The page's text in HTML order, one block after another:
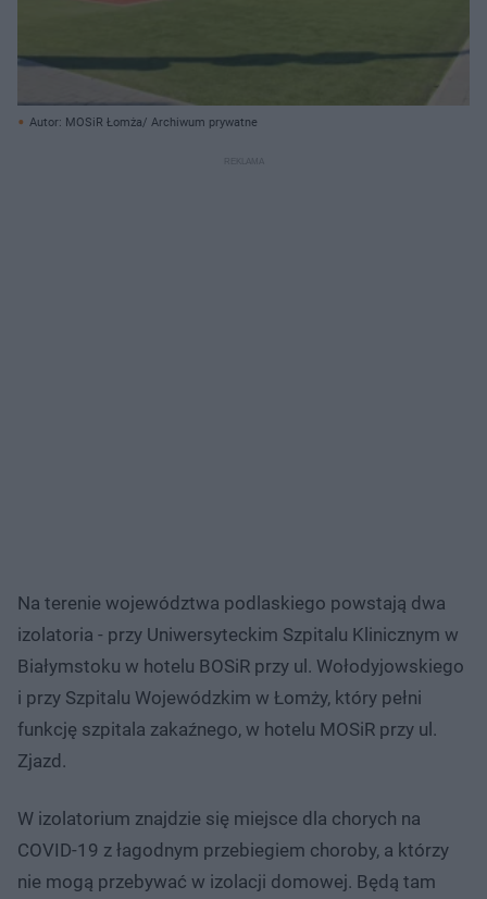
Autor: MOSiR Łomża/ Archiwum prywatne
Na terenie województwa podlaskiego powstają dwa
izolatoria - przy Uniwersyteckim Szpitalu Klinicznym w
Białymstoku w hotelu BOSiR przy ul. Wołodyjowskiego
i przy Szpitalu Wojewódzkim w Łomży, który pełni
funkcję szpitala zakaźnego, w hotelu MOSiR przy ul.
Zjazd.
W izolatorium znajdzie się miejsce dla chorych na
COVID-19 z łagodnym przebiegiem choroby, a którzy
nie mogą przebywać w izolacji domowej. Będą tam